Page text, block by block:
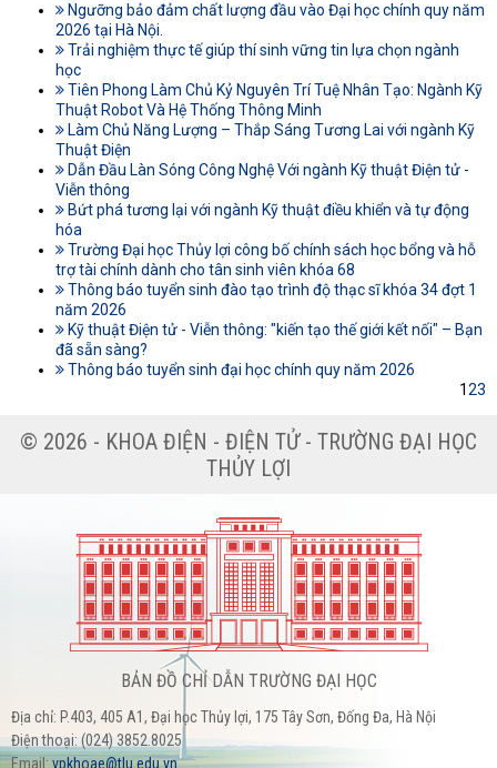
Ngưỡng bảo đảm chất lượng đầu vào Đại học chính quy năm
2026 tại Hà Nội.
Trải nghiệm thực tế giúp thí sinh vững tin lựa chọn ngành
học
Tiên Phong Làm Chủ Kỷ Nguyên Trí Tuệ Nhân Tạo: Ngành Kỹ
Thuật Robot Và Hệ Thống Thông Minh
Làm Chủ Năng Lượng – Thắp Sáng Tương Lai với ngành Kỹ
Thuật Điện
Dẫn Đầu Làn Sóng Công Nghệ Với ngành Kỹ thuật Điện tử -
Viễn thông
Bứt phá tương lại với ngành Kỹ thuật điều khiển và tự động
hóa
Trường Đại học Thủy lợi công bố chính sách học bổng và hỗ
trợ tài chính dành cho tân sinh viên khóa 68
Thông báo tuyển sinh đào tạo trình độ thạc sĩ khóa 34 đợt 1
năm 2026
Kỹ thuật Điện tử - Viễn thông: "kiến tạo thế giới kết nối" – Bạn
đã sẵn sàng?
Thông báo tuyển sinh đại học chính quy năm 2026
123
© 2026 - KHOA ĐIỆN - ĐIỆN TỬ - TRƯỜNG ĐẠI HỌC
THỦY LỢI
BẢN ĐỒ CHỈ DẪN TRƯỜNG ĐẠI HỌC
Địa chỉ: P.403, 405 A1, Đại học Thủy lợi, 175 Tây Sơn, Đống Đa, Hà Nội
Điện thoại: (024) 3852.8025
Email: vpkhoae@tlu.edu.vn